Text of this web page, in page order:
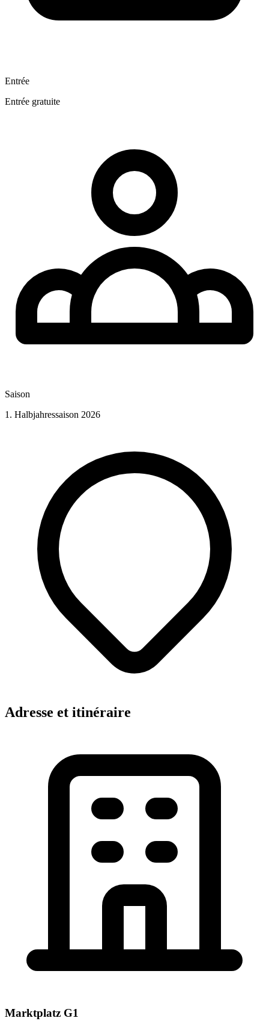
Entrée
Entrée gratuite
Saison
1. Halbjahressaison 2026
Adresse et itinéraire
Marktplatz G1